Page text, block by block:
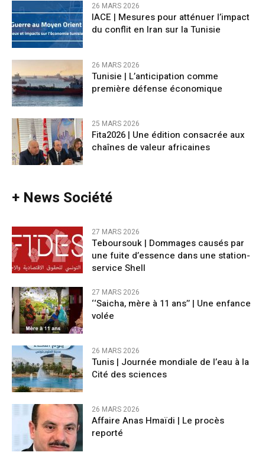
26 MARS 2026
IACE | Mesures pour atténuer l’impact
du conflit en Iran sur la Tunisie
26 MARS 2026
Tunisie | L’anticipation comme
première défense économique
25 MARS 2026
Fita2026 | Une édition consacrée aux
chaînes de valeur africaines
+ News Société
27 MARS 2026
Teboursouk | Dommages causés par
une fuite d’essence dans une station-
service Shell
27 MARS 2026
‘‘Saicha, mère à 11 ans’’ | Une enfance
volée
26 MARS 2026
Tunis | Journée mondiale de l’eau à la
Cité des sciences
26 MARS 2026
Affaire Anas Hmaïdi | Le procès
reporté